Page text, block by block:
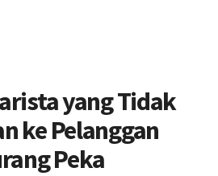
yang Tidak
ke Pelanggan
Peka